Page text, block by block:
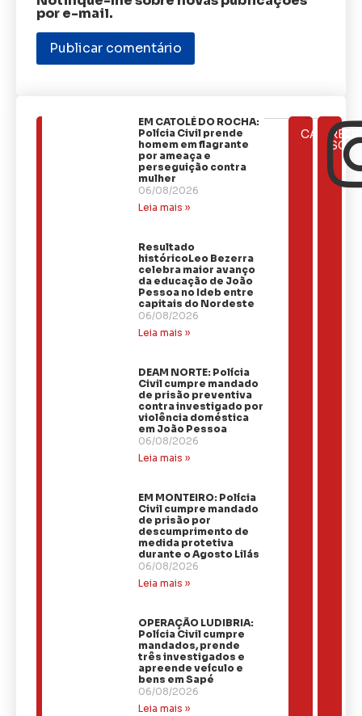
por e-mail.
EM CATOLÉ DO ROCHA:
Polícia Civil prende
homem em flagrante
por ameaça e
perseguição contra
mulher
06/08/2026
Leia mais »
Resultado
históricoLeo Bezerra
celebra maior avanço
da educação de João
Pessoa no Ideb entre
capitais do Nordeste
06/08/2026
Leia mais »
DEAM NORTE: Polícia
Civil cumpre mandado
de prisão preventiva
contra investigado por
violência doméstica
em João Pessoa
06/08/2026
Leia mais »
EM MONTEIRO: Polícia
Civil cumpre mandado
de prisão por
descumprimento de
medida protetiva
durante o Agosto Lilás
06/08/2026
Leia mais »
OPERAÇÃO LUDIBRIA:
Polícia Civil cumpre
mandados, prende
três investigados e
apreende veículo e
bens em Sapé
06/08/2026
Leia mais »